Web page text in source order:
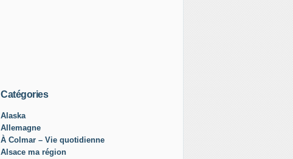
Catégories
Alaska
Allemagne
À Colmar – Vie quotidienne
Alsace ma région